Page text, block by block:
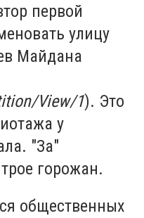
первой
улицу
Майдана
View/1). Это
у
"За"
горожан.
общественных